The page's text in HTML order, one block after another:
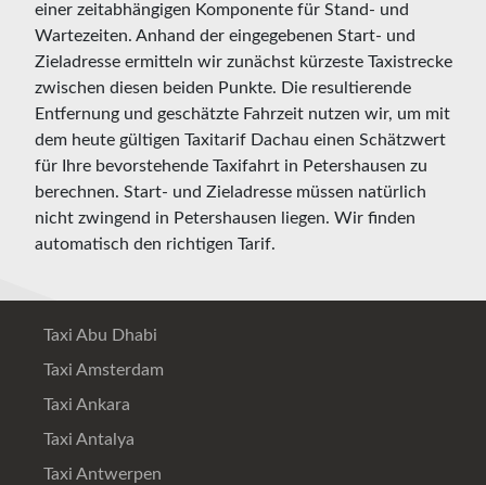
einer zeitabhängigen Komponente für Stand- und
Wartezeiten. Anhand der eingegebenen Start- und
Zieladresse ermitteln wir zunächst kürzeste Taxistrecke
zwischen diesen beiden Punkte. Die resultierende
Entfernung und geschätzte Fahrzeit nutzen wir, um mit
dem heute gültigen Taxitarif Dachau einen Schätzwert
für Ihre bevorstehende Taxifahrt in Petershausen zu
berechnen. Start- und Zieladresse müssen natürlich
nicht zwingend in Petershausen liegen. Wir finden
automatisch den richtigen Tarif.
Taxi Abu Dhabi
Taxi Amsterdam
Taxi Ankara
Taxi Antalya
Taxi Antwerpen